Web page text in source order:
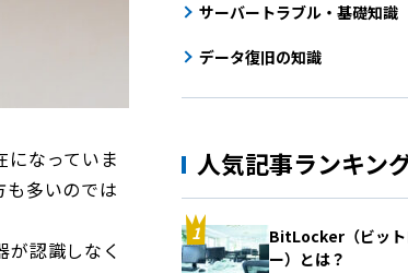
なっていま
多いのでは
認識しなく
サーバートラブル・基礎知識
データ復旧の知識
人気記事ランキン
BitLocker（ビット
ー）とは？